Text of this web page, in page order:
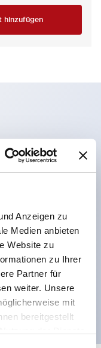
Anzeigen zu
Medien anbieten
Website zu
zu Ihrer
Partner für
weiter. Unsere
mit
bereitgestellt
hinzufügen
eine 4-
der
2-Aktions-